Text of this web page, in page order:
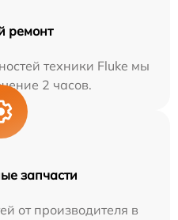
ремонт
техники Fluke мы
2 часов.
запчасти
от производителя в